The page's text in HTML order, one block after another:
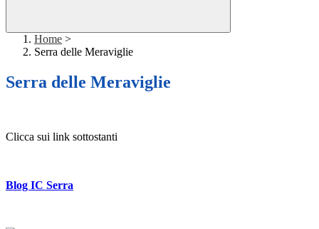
Home >
Serra delle Meraviglie
Serra delle Meraviglie
Clicca sui link sottostanti
Blog IC Serra